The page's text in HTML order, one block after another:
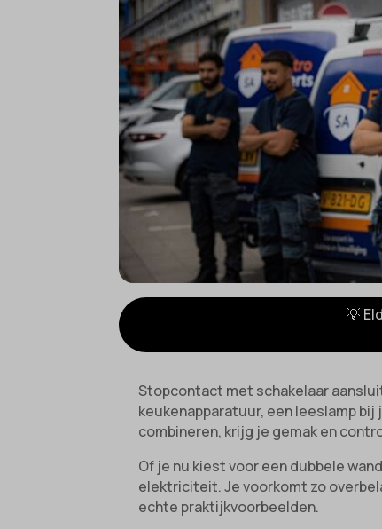
💡
Stopcontact met schakelaar
keukenapparatuur, een leeslamp
combineren, krijg je gemak en
Of je nu kiest voor een dubbele
elektriciteit. Je voorkomt zo
echte praktijkvoorbeelden.